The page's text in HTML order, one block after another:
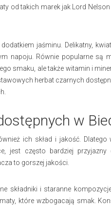
od takich marek jak Lord Nelson
jaśminu. Delikatny,
napoju. Równie popularne są
smaku, ale także witamin i
herbat czarnych
w
ich skład i jakość.
jest często bardziej
to gorszej jakości.
składniki i staranne
które wzbogacają smak.